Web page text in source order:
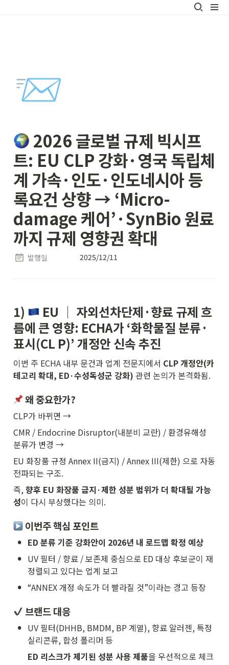
📨
2026 글로벌 규제 빅시프
트: EU CLP 강화·영국 독립체
계 가속·인도·인도네시아 등
록요건 상향 → ‘Micro-
damage 케어’·SynBio 원료
까지 규제 영향권 확대
발행일 2025/12/11
1) EU │ 자외선차단제·향료 규제 흐
름에 큰 영향: ECHA가 ‘화학물질 분류·
표시(CL P)’ 개정안 신속 추진
이번 주 ECHA 내부 문건과 업계 전문지에서 CLP 개정안(카
테고리 확대, ED·수성독성군 강화) 관련 논의가 본격화됨.
왜 중요한가?
CLP가 바뀌면 →
CMR / Endocrine Disruptor(내분비 교란) / 환경유해성
분류가 변경 →
EU 화장품 규정 Annex II(금지) / Annex III(제한) 으로 자동
전파되는 구조.
즉, 향후 EU 화장품 금지·제한 성분 범위가 더 확대될 가능
성이 다시 부상했다는 의미.
이번주 핵심 포인트
• ED 분류 기준 강화안이 2026년 내 로드맵 확정 예상
• UV 필터 / 향료 / 보존제 중심으로 ED 대상 후보군이 재
정렬되고 있다는 업계 보고
• “ANNEX 개정 속도가 더 빨라질 것”이라는 경고 등장
브랜드 대응
• UV 필터(DHHB, BMDM, BP 계열), 향료 알러젠, 특정
실리콘류, 합성 폴리머 등
ED 리스크가 제기된 성분 사용 제품을 우선적으로 체크